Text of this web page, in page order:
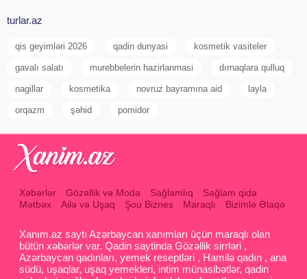
turlar.az
qis geyimləri 2026 qadin dunyasi kosmetik vasiteler
gavalı salatı murebbelerin hazirlanmasi dırnaqlara qulluq
nagillar kosmetika novruz bayramına aid layla
orqazm şəhid pomidor
Xəbərlər Gözəllik və Moda Sağlamlıq
Sağlam qida
Mətbəx
Ailə və Uşaq Şou Biznes Maraqlı Bizimlə Əlaqə
Xanım.az saytı Azərbaycan xanımları üçün maraqlı olan
bütün xəbərlər var. Qadin saytinda Gözəllik sirrləri ,
Azərbaycan qadınları, yemek reseptləri , Hamilə qadın , ana
südü, uşaqlar, uşaq yemekleri, intim münasibətlər, qadin